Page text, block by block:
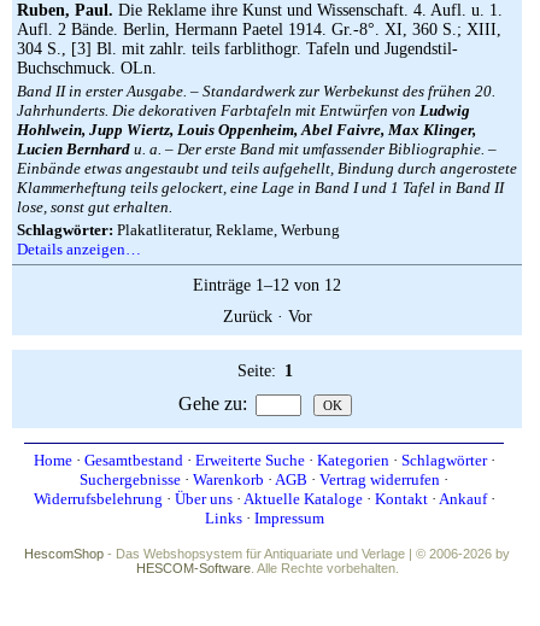
Ruben, Paul. Die Reklame ihre Kunst und Wissenschaft. 4. Aufl. u. 1.
Aufl. 2 Bände. Berlin, Hermann Paetel 1914. Gr.-8°. XI, 360 S.; XIII,
304 S., [3] Bl. mit zahlr. teils farblithogr. Tafeln und Jugendstil-
Buchschmuck. OLn.
Band II in erster Ausgabe. – Standardwerk zur Werbekunst des frühen 20.
Jahrhunderts. Die dekorativen Farbtafeln mit Entwürfen von Ludwig
Hohlwein, Jupp Wiertz, Louis Oppenheim, Abel Faivre, Max Klinger,
Lucien Bernhard u. a. – Der erste Band mit umfassender Bibliographie. –
Einbände etwas angestaubt und teils aufgehellt, Bindung durch angerostete
Klammerheftung teils gelockert, eine Lage in Band I und 1 Tafel in Band II
lose, sonst gut erhalten.
Schlagwörter: Plakatliteratur, Reklame, Werbung
Details anzeigen…
Einträge 1–12 von 12
Zurück· Vor
Seite: 1
Gehe zu:
Home· Gesamtbestand· Erweiterte Suche· Kategorien· Schlagwörter·
Suchergebnisse · Warenkorb · AGB · Vertrag widerrufen ·
Widerrufsbelehrung · Über uns· Aktuelle Kataloge· Kontakt· Ankauf·
Links· Impressum
HescomShop - Das Webshopsystem für Antiquariate und Verlage | © 2006-2026 by
HESCOM-Software. Alle Rechte vorbehalten.